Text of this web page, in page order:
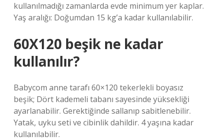
kullanılmadığı zamanlarda evde minimum yer kaplar.
Yaş aralığı: Doğumdan 15 kg’a kadar kullanılabilir.
60X120 beşik ne kadar
kullanılır?
Babycom anne tarafı 60×120 tekerlekli boyasız
beşik; Dört kademeli tabanı sayesinde yüksekliği
ayarlanabilir. Gerektiğinde sallanıp sabitlenebilir.
Yatak, uyku seti ve cibinlik dahildir. 4 yaşına kadar
kullanılabilir.